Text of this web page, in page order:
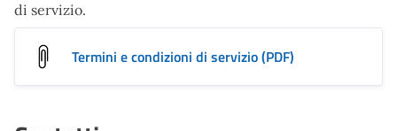
di servizio.
Termini e condizioni di servizio (PDF)